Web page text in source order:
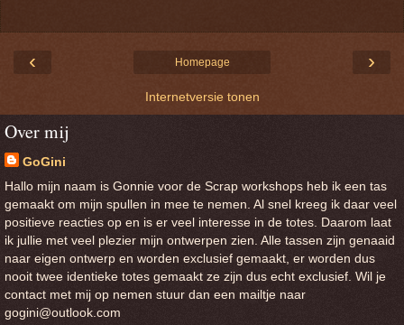
‹ ›
Homepage
Internetversie tonen
Over mij
GoGini
Hallo mijn naam is Gonnie voor de Scrap workshops heb ik een tas
gemaakt om mijn spullen in mee te nemen. Al snel kreeg ik daar veel
positieve reacties op en is er veel interesse in de totes. Daarom laat
ik jullie met veel plezier mijn ontwerpen zien. Alle tassen zijn genaaid
naar eigen ontwerp en worden exclusief gemaakt, er worden dus
nooit twee identieke totes gemaakt ze zijn dus echt exclusief. Wil je
contact met mij op nemen stuur dan een mailtje naar
gogini@outlook.com